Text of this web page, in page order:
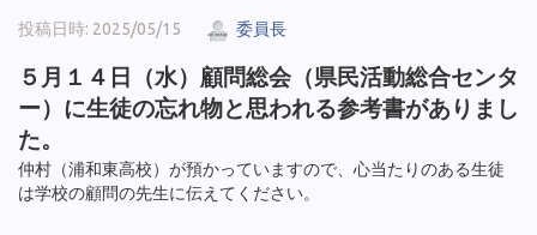
投稿日時: 2025/05/15 委員長
５月１４日（水）顧問総会（県民活動総合センタ
ー）に生徒の忘れ物と思われる参考書がありまし
た。
仲村（浦和東高校）が預かっていますので、心当たりのある生徒
は学校の顧問の先生に伝えてください。